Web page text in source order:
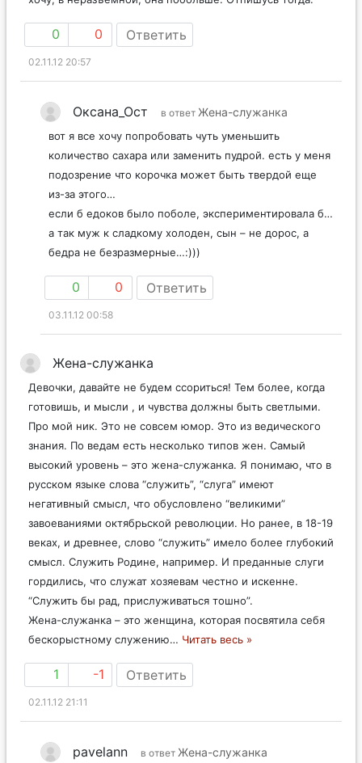
0 0 Ответить
02.11.12 20:57
Оксана_Ост в ответ Жена-служанка
вот я все хочу попробовать чуть уменьшить
количество сахара или заменить пудрой. есть у меня
подозрение что корочка может быть твердой еще
из-за этого…
если б едоков было поболе, экспериментировала б…
а так муж к сладкому холоден, сын – не дорос, а
бедра не безразмерные…:)))
0 0 Ответить
03.11.12 00:58
Жена-служанка
Девочки, давайте не будем ссориться! Тем более, когда
готовишь, и мысли , и чувства должны быть светлыми.
Про мой ник. Это не совсем юмор. Это из ведического
знания. По ведам есть несколько типов жен. Самый
высокий уровень – это жена-служанка. Я понимаю, что в
русском языке слова “служить”, “слуга” имеют
негативный смысл, что обусловлено “великими”
завоеваниями октябрьской революции. Но ранее, в 18-19
веках, и древнее, слово “служить” имело более глубокий
смысл. Служить Родине, например. И преданные слуги
гордились, что служат хозяевам честно и искенне.
“Служить бы рад, прислуживаться тошно”.
Жена-служанка – это женщина, которая посвятила себя
бескорыстному служению… Читать весь »
1 -1 Ответить
02.11.12 21:11
pavelann в ответ Жена-служанка